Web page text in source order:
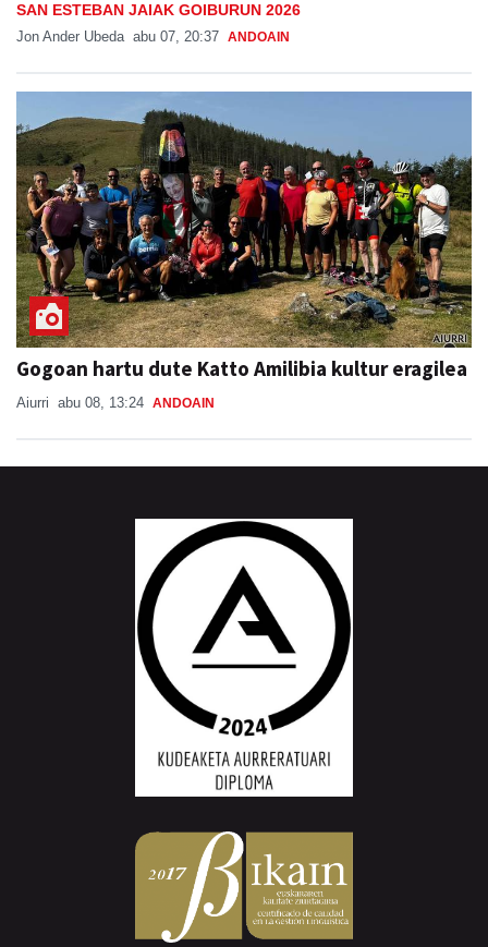
SAN ESTEBAN JAIAK GOIBURUN 2026
Jon Ander Ubeda abu 07, 20:37 ANDOAIN
Gogoan hartu dute Katto Amilibia kultur eragilea
Aiurri abu 08, 13:24 ANDOAIN